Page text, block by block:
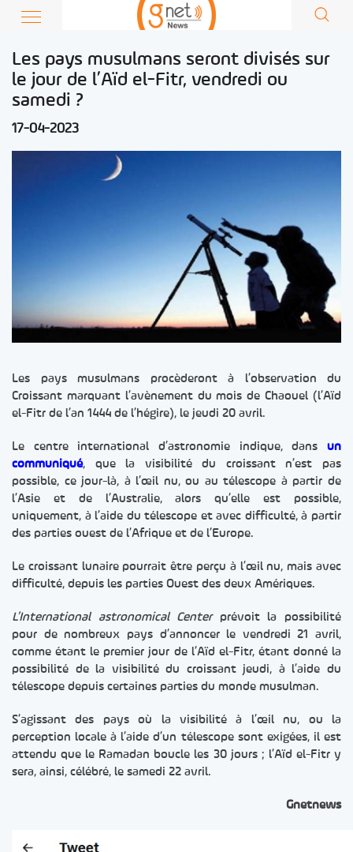
Les pays musulmans seront divisés sur
le jour de l’Aïd el-Fitr, vendredi ou
samedi ?
17-04-2023
Les pays musulmans procèderont à l’observation du
Croissant marquant l’avènement du mois de Chaouel (l’Aïd
el-Fitr de l’an 1444 de l’hégire), le jeudi 20 avril.
Le centre international d’astronomie indique, dans un
communiqué, que la visibilité du croissant n’est pas
possible, ce jour-là, à l’œil nu, ou au télescope à partir de
l’Asie et de l’Australie, alors qu’elle est possible,
uniquement, à l’aide du télescope et avec difficulté, à partir
des parties ouest de l’Afrique et de l’Europe.
Le croissant lunaire pourrait être perçu à l’œil nu, mais avec
difficulté, depuis les parties Ouest des deux Amériques.
L’International astronomical Centerprévoit la possibilité
pour de nombreux pays d’annoncer le vendredi 21 avril,
comme étant le premier jour de l’Aïd el-Fitr, étant donné la
possibilité de la visibilité du croissant jeudi, à l’aide du
télescope depuis certaines parties du monde musulman.
S’agissant des pays où la visibilité à l’œil nu, ou la
perception locale à l’aide d’un télescope sont exigées, il est
attendu que le Ramadan boucle les 30 jours ; l’Aïd el-Fitr y
sera, ainsi, célébré, le samedi 22 avril.
Gnetnews